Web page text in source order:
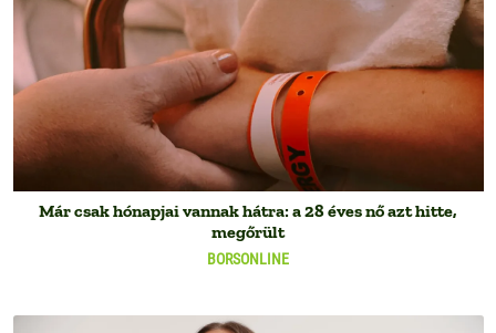
BORSONLINE
Már csak hónapjai vannak hátra: a 28 éves nő azt hitte,
megőrült